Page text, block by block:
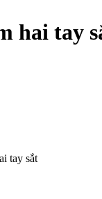
hai tay
tay sắt